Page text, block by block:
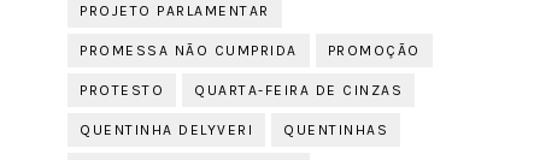
PROJETO PARLAMENTAR
PROMESSA NÃO CUMPRIDA PROMOÇÃO
PROTESTO QUARTA-FEIRA DE CINZAS
QUENTINHA DELYVERI QUENTINHAS